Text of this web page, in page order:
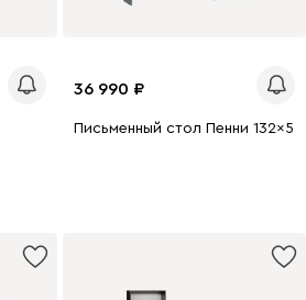
36 990
Письменный стол Пенни